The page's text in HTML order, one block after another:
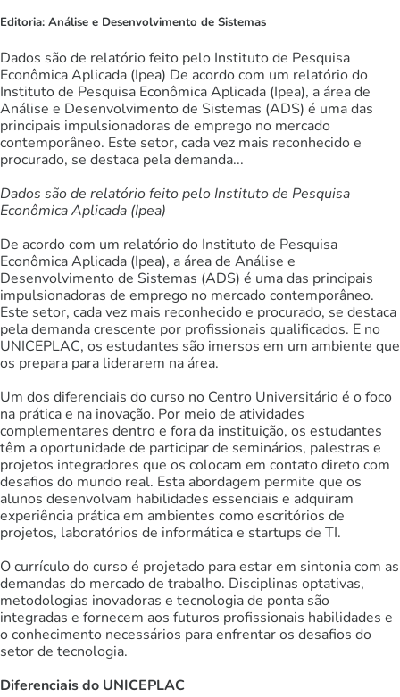
Editoria: Análise e Desenvolvimento de Sistemas
Dados são de relatório feito pelo Instituto de Pesquisa
Econômica Aplicada (Ipea) De acordo com um relatório do
Instituto de Pesquisa Econômica Aplicada (Ipea), a área de
Análise e Desenvolvimento de Sistemas (ADS) é uma das
principais impulsionadoras de emprego no mercado
contemporâneo. Este setor, cada vez mais reconhecido e
procurado, se destaca pela demanda...
Dados são de relatório feito pelo Instituto de Pesquisa
Econômica Aplicada (Ipea)
De acordo com um relatório do Instituto de Pesquisa
Econômica Aplicada (Ipea), a área de Análise e
Desenvolvimento de Sistemas (ADS) é uma das principais
impulsionadoras de emprego no mercado contemporâneo.
Este setor, cada vez mais reconhecido e procurado, se destaca
pela demanda crescente por profissionais qualificados. E no
UNICEPLAC, os estudantes são imersos em um ambiente que
os prepara para liderarem na área.
Um dos diferenciais do curso no Centro Universitário é o foco
na prática e na inovação. Por meio de atividades
complementares dentro e fora da instituição, os estudantes
têm a oportunidade de participar de seminários, palestras e
projetos integradores que os colocam em contato direto com
desafios do mundo real. Esta abordagem permite que os
alunos desenvolvam habilidades essenciais e adquiram
experiência prática em ambientes como escritórios de
projetos, laboratórios de informática e startups de TI.
O currículo do curso é projetado para estar em sintonia com as
demandas do mercado de trabalho. Disciplinas optativas,
metodologias inovadoras e tecnologia de ponta são
integradas e fornecem aos futuros profissionais habilidades e
o conhecimento necessários para enfrentar os desafios do
setor de tecnologia.
Diferenciais do UNICEPLAC